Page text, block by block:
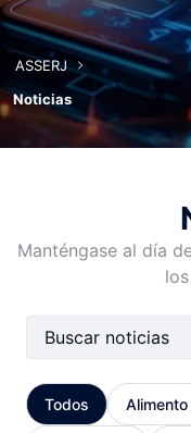
ASSERJ
Noticias
Manténgase al día
Barra de
Todos